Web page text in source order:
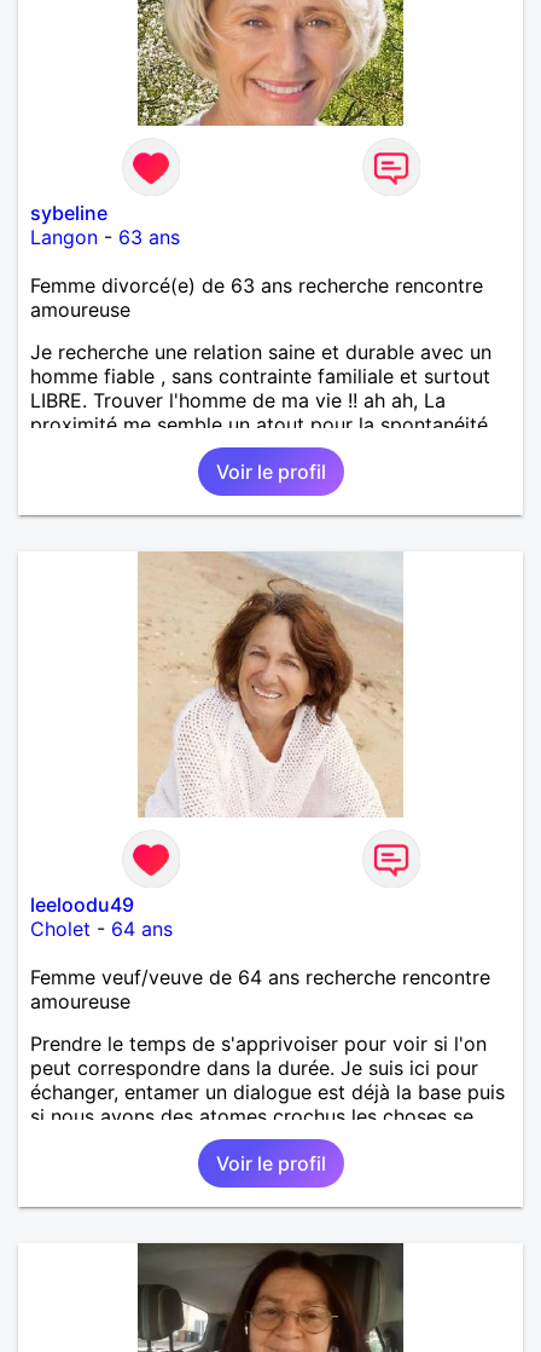
sybeline
Langon - 63 ans
Femme divorcé(e) de 63 ans recherche rencontre
amoureuse
Je recherche une relation saine et durable avec un
homme fiable , sans contrainte familiale et surtout
LIBRE. Trouver l'homme de ma vie !! ah ah, La
proximité me semble un atout pour la spontanéité
de la relation !! A bon entendeur !
Voir le profil
leeloodu49
Cholet - 64 ans
Femme veuf/veuve de 64 ans recherche rencontre
amoureuse
Prendre le temps de s'apprivoiser pour voir si l'on
peut correspondre dans la durée. Je suis ici pour
échanger, entamer un dialogue est déjà la base puis
si nous avons des atomes crochus les choses se
mettrons en place petit à petit normalement.
Voir le profil